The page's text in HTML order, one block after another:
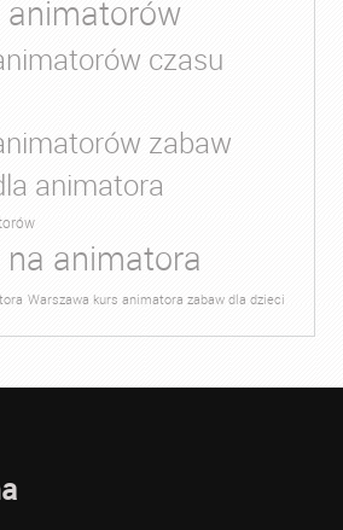
animatorów
czasu
zabaw
animatora
na animatora
Warszawa kurs animatora zabaw dla dzieci